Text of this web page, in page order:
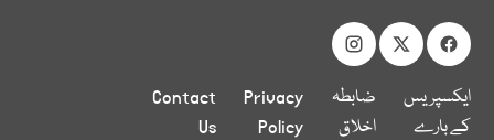
ایکسپریس
کے بارے
ضابطہ
اخلاق
Privacy
Policy
Contact
Us